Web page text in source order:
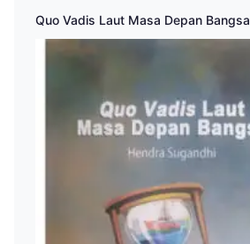
Quo Vadis Laut Masa Depan Bangsa